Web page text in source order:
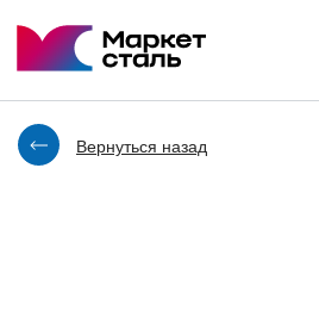
Вернуться назад